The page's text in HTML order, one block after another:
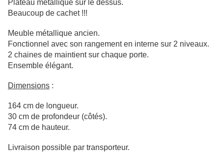
Plateau métallique sur le dessus.
Beaucoup de cachet !!!
Meuble métallique ancien.
Fonctionnel avec son rangement en interne sur 2 niveaux.
2 chaines de maintient sur chaque porte.
Ensemble élégant.
Dimensions :
164 cm de longueur.
30 cm de profondeur (côtés).
74 cm de hauteur.
Livraison possible par transporteur.